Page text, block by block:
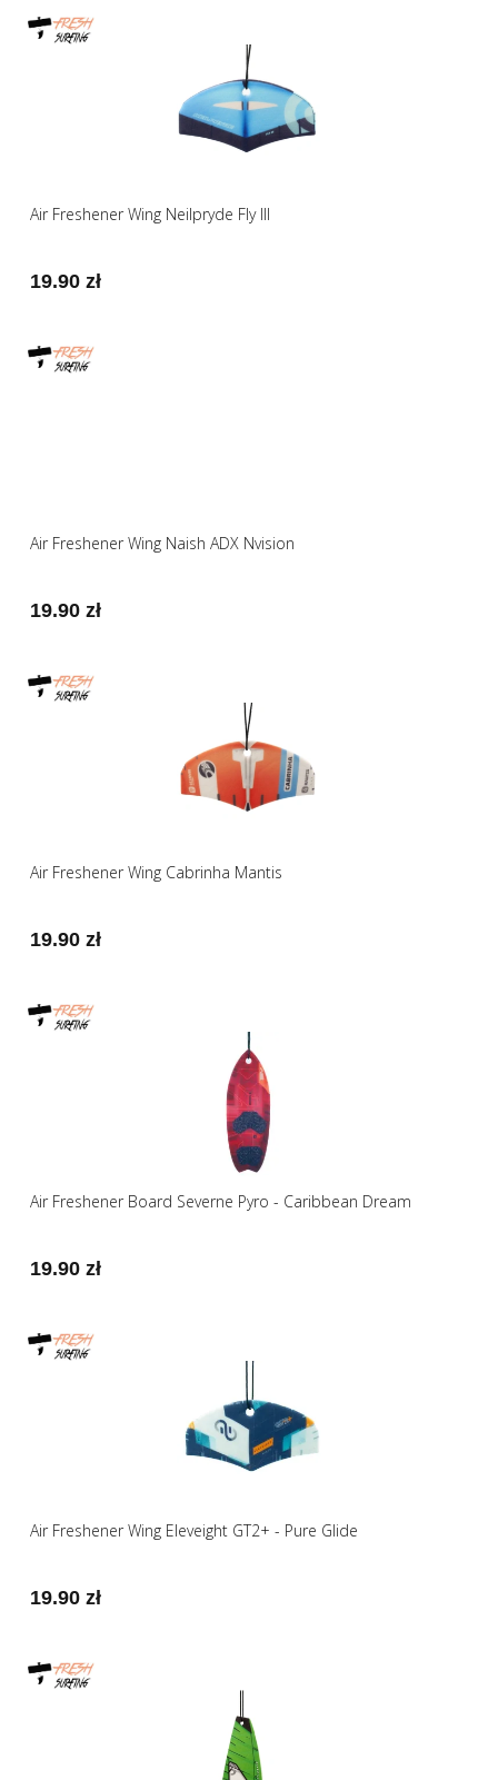
Air Freshener Wing Neilpryde Fly III
19.90 zł
Air Freshener Wing Naish ADX Nvision
19.90 zł
Air Freshener Wing Cabrinha Mantis
19.90 zł
Air Freshener Board Severne Pyro - Caribbean Dream
19.90 zł
Air Freshener Wing Eleveight GT2+ - Pure Glide
19.90 zł